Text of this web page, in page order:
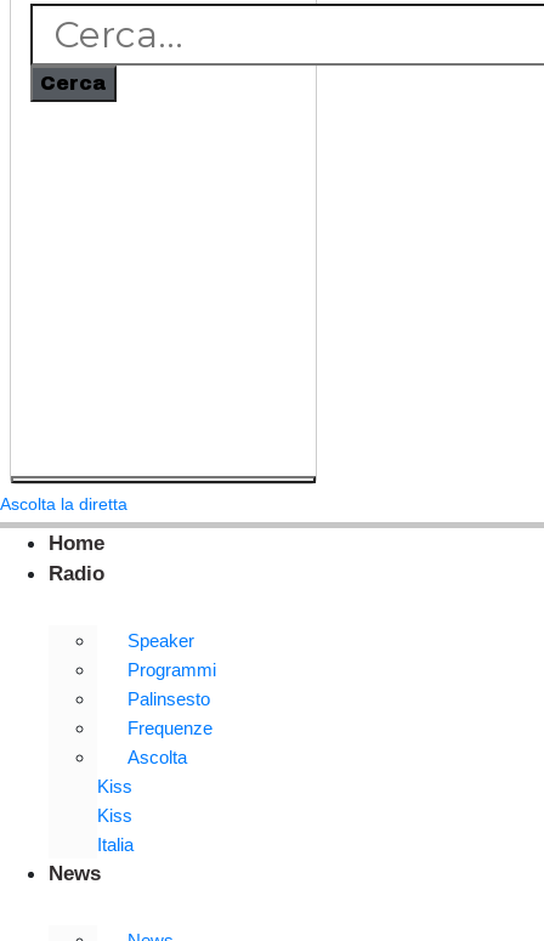
Cerca
Ascolta la diretta
Home
Radio
Speaker
Programmi
Palinsesto
Frequenze
Ascolta
Kiss
Kiss
Italia
News